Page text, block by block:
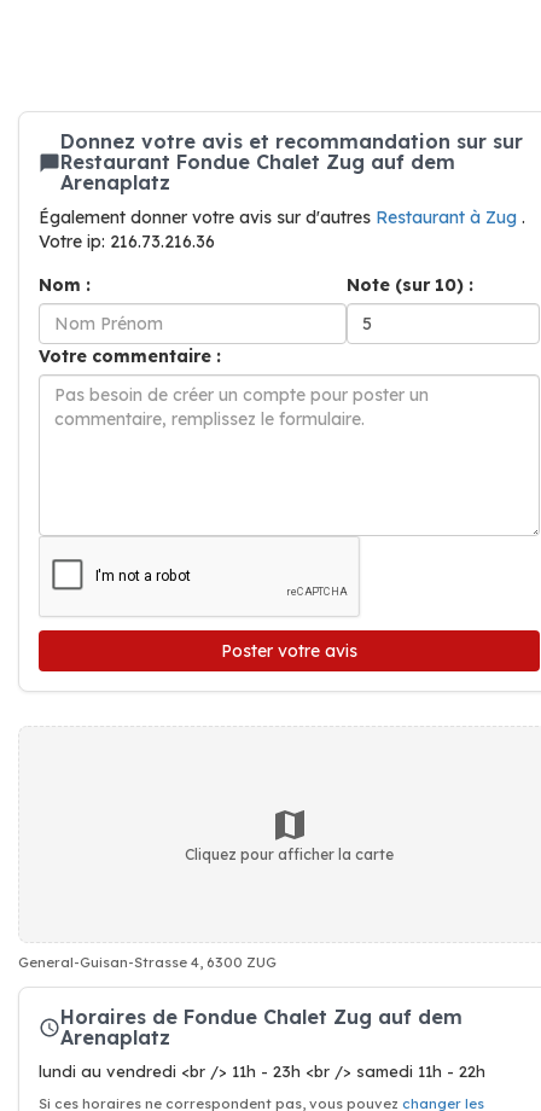
Donnez votre avis et recommandation sur sur
Restaurant Fondue Chalet Zug auf dem
Arenaplatz
Également donner votre avis sur d'autres Restaurant à Zug .
Votre ip: 216.73.216.36
Nom :
Note (sur 10) :
Votre commentaire :
Poster votre avis
Cliquez pour afficher la carte
General-Guisan-Strasse 4, 6300 ZUG
Horaires de Fondue Chalet Zug auf dem
Arenaplatz
lundi au vendredi <br /> 11h - 23h <br /> samedi 11h - 22h
Si ces horaires ne correspondent pas, vous pouvez changer les